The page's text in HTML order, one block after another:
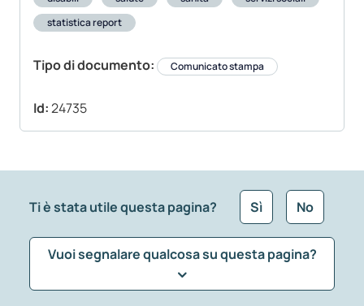
statistica report
Tipo di documento: Comunicato stampa
Id:24735
Ti è stata utile questa pagina? Sì No
Vuoi segnalare qualcosa su questa pagina?